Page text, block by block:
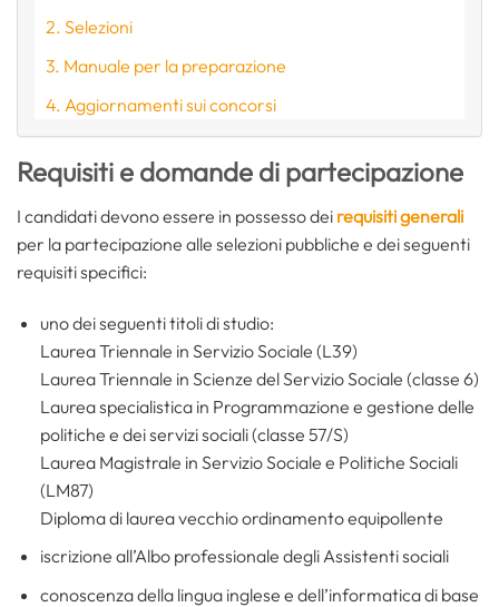
Selezioni
Manuale per la preparazione
Aggiornamenti sui concorsi
Requisiti e domande di partecipazione
I candidati devono essere in possesso dei requisiti generali
per la partecipazione alle selezioni pubbliche e dei seguenti
requisiti specifici:
uno dei seguenti titoli di studio:
Laurea Triennale in Servizio Sociale (L39)
Laurea Triennale in Scienze del Servizio Sociale (classe 6)
Laurea specialistica in Programmazione e gestione delle
politiche e dei servizi sociali (classe 57/S)
Laurea Magistrale in Servizio Sociale e Politiche Sociali
(LM87)
Diploma di laurea vecchio ordinamento equipollente
iscrizione all’Albo professionale degli Assistenti sociali
conoscenza della lingua inglese e dell’informatica di base